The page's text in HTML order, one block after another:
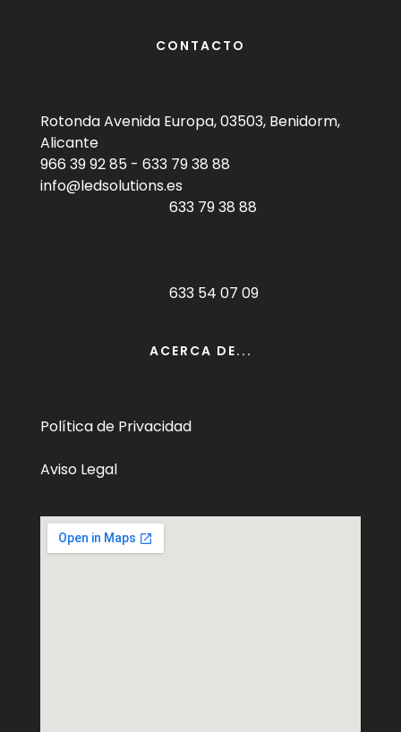
CONTACTO
Rotonda Avenida Europa, 03503, Benidorm,
Alicante
966 39 92 85 - 633 79 38 88
info@ledsolutions.es
633 79 38 88
633 54 07 09
ACERCA DE...
Política de Privacidad
Aviso Legal